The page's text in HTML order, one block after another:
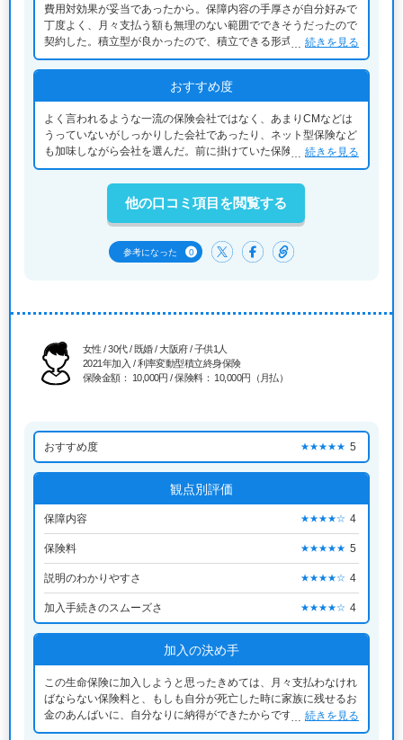
費用対効果が妥当であったから。保障内容の手厚さが自分好みで
丁度よく、月々支払う額も無理のない範囲でできそうだったので
契約した。積立型が良かったので、積立できる形式ものを選ん
だ。足りない分は掛け捨ての商品を別に選択している。
続きを見る
おすすめ度
よく言われるような一流の保険会社ではなく、あまりCMなどは
うっていないがしっかりした会社であったり、ネット型保険など
も加味しながら会社を選んだ。前に掛けていた保険よりは安くな
ったし、内容もよくなったので自分としては満足いく変更だった
続きを見る
参考になった 0
他の口コミ項目を閲覧する
女性 / 30代 / 既婚 / 大阪府 / 子供1人
2021年加入 / 利率変動型積立終身保険
保険金額： 10,000円 / 保険料： 10,000円（月払）
おすすめ度 ★★★★★ 5
観点別評価
保障内容 ★★★★☆ 4
保険料 ★★★★★ 5
説明のわかりやすさ ★★★★☆ 4
加入手続きのスムーズさ ★★★★☆ 4
加入の決め手
この生命保険に加入しようと思ったきめては、月々支払わなけれ
ばならない保険料と、もしも自分が死亡した時に家族に残せるお
金のあんばいに、自分なりに納得ができたからです。死亡した際
の家族のその後に不安があったため、保険に加入することを決め
続きを見る